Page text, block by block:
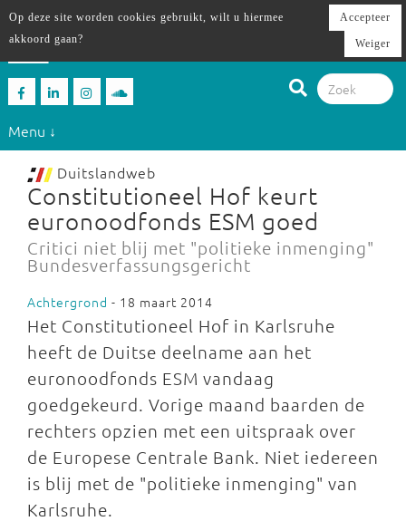
Menu ↓
Duitslandweb
Constitutioneel Hof keurt
euronoodfonds ESM goed
Critici niet blij met "politieke inmenging"
Bundesverfassungsgericht
Achtergrond - 18 maart 2014
Het Constitutioneel Hof in Karlsruhe
heeft de Duitse deelname aan het
euronoodfonds ESM vandaag
goedgekeurd. Vorige maand baarden de
rechters opzien met een uitspraak over
de Europese Centrale Bank. Niet iedereen
is blij met de "politieke inmenging" van
Karlsruhe.
Op deze site worden cookies gebruikt, wilt u hiermee
akkoord gaan?
Accepteer
Weiger